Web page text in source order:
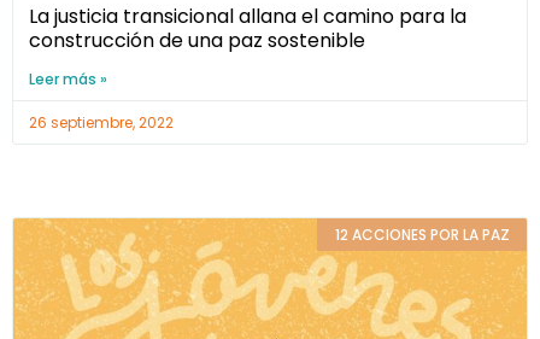
La justicia transicional allana el camino para la
construcción de una paz sostenible
Leer más »
26 septiembre, 2022
12 ACCIONES POR LA PAZ